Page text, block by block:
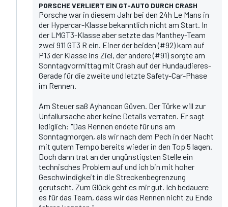
PORSCHE VERLIERT EIN GT-AUTO DURCH CRASH
Porsche war in diesem Jahr bei den 24h Le Mans in
der Hypercar-Klasse bekanntlich nicht am Start. In
der LMGT3-Klasse aber setzte das Manthey-Team
zwei 911 GT3 R ein. Einer der beiden (#92) kam auf
P13 der Klasse ins Ziel, der andere (#91) sorgte am
Sonntagvormittag mit Crash auf der Hundaudieres-
Gerade für die zweite und letzte Safety-Car-Phase
im Rennen.
Am Steuer saß Ayhancan Güven. Der Türke will zur
Unfallursache aber keine Details verraten. Er sagt
lediglich: "Das Rennen endete für uns am
Sonntagmorgen, als wir nach dem Pech in der Nacht
mit gutem Tempo bereits wieder in den Top 5 lagen.
Doch dann trat an der ungünstigsten Stelle ein
technisches Problem auf und ich bin mit hoher
Geschwindigkeit in die Streckenbegrenzung
gerutscht. Zum Glück geht es mir gut. Ich bedauere
es für das Team, dass wir das Rennen nicht zu Ende